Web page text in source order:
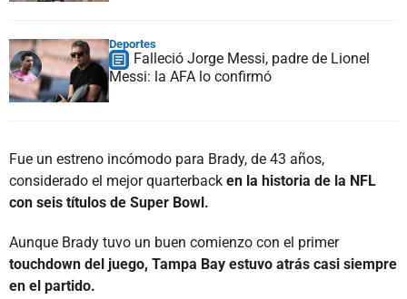
Deportes
Falleció Jorge Messi, padre de Lionel
Messi: la AFA lo confirmó
Fue un estreno incómodo para Brady, de 43 años,
considerado el mejor quarterback en la historia de la NFL
con seis títulos de Super Bowl.
Aunque Brady tuvo un buen comienzo con el primer
touchdown del juego, Tampa Bay estuvo atrás casi siempre
en el partido.